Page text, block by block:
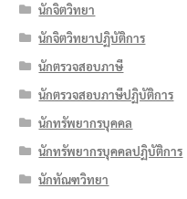
นักจิตวิทยา
นักจิตวิทยาปฏิบัติการ
นักตรวจสอบภาษี
นักตรวจสอบภาษีปฏิบัติการ
นักทรัพยากรบุคคล
นักทรัพยากรบุคคลปฏิบัติการ
นักทัณฑวิทยา